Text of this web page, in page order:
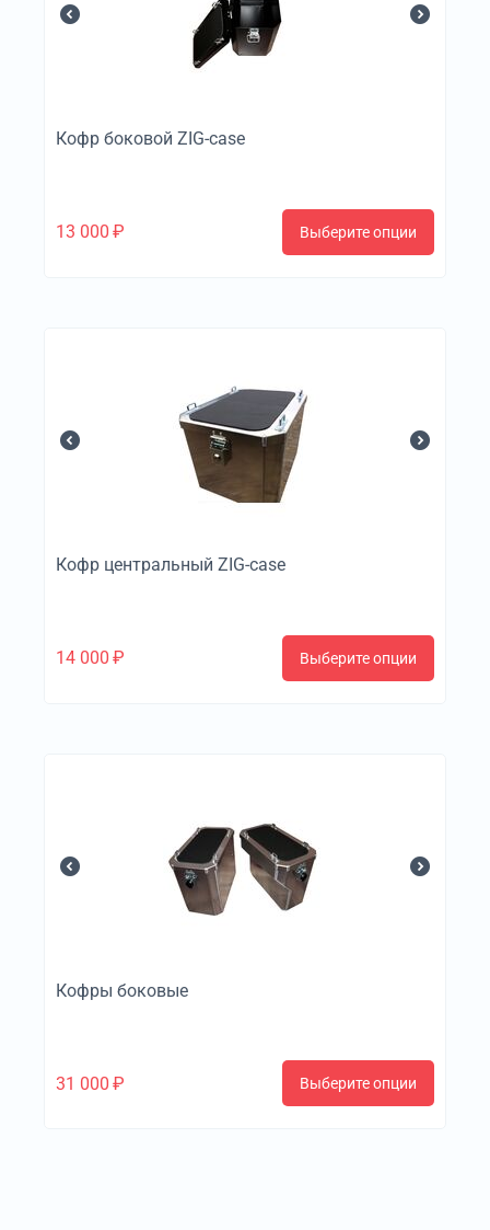
Кофр боковой ZIG-case
13 000 ₽ Выберите опции
Кофр центральный ZIG-case
14 000 ₽ Выберите опции
Кофры боковые
31 000 ₽ Выберите опции